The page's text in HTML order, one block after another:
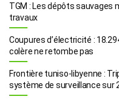
TGM : Les dépôts
travaux
Coupures d’électricité :
colère ne retombe pas
Frontière tuniso-libyenne :
système de surveillance sur